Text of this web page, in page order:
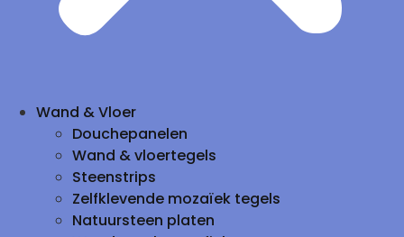
Wand & Vloer
Douchepanelen
Wand & vloertegels
Steenstrips
Zelfklevende mozaïek tegels
Natuursteen platen